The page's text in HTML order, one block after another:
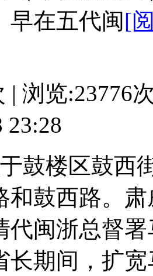
在五代闽[
| 浏览:23776
23:28
鼓楼区鼓西
和鼓西路。
代闽浙总督
长期间，扩